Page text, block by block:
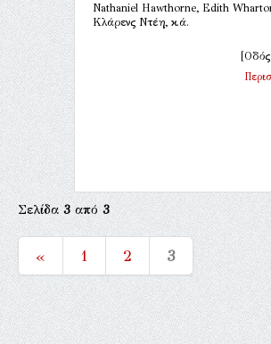
Nathaniel Hawthorne, Edith
Κλάρενς Ντέη, κ.ά.
Σελίδα3από3
« 1 2 3